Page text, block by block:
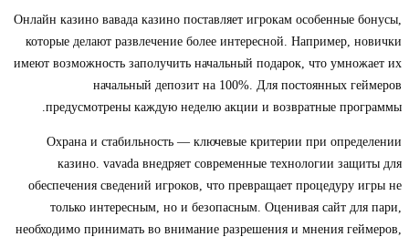
Онлайн казино вавада казино поставляет игрокам особенные бонусы,
которые делают развлечение более интересной. Например, новички
имеют возможность заполучить начальный подарок, что умножает их
начальный депозит на 100%. Для постоянных геймеров
предусмотрены каждую неделю акции и возвратные программы.
Охрана и стабильность — ключевые критерии при определении
казино. vavada внедряет современные технологии защиты для
обеспечения сведений игроков, что превращает процедуру игры не
только интересным, но и безопасным. Оценивая сайт для пари,
необходимо принимать во внимание разрешения и мнения геймеров,